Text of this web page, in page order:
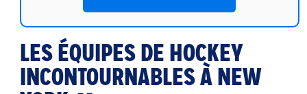
LES ÉQUIPES DE HOCKEY
INCONTOURNABLES À NEW